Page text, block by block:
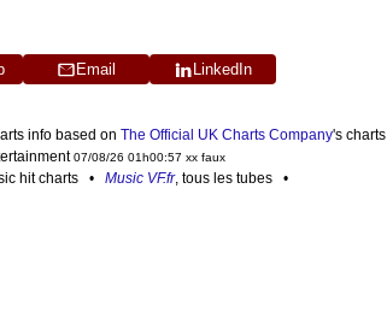
Email LinkedIn
info based on The Official UK Charts Company's charts
07/08/26 01h00:57 xx faux
hit charts • Music VF.fr, tous les tubes •